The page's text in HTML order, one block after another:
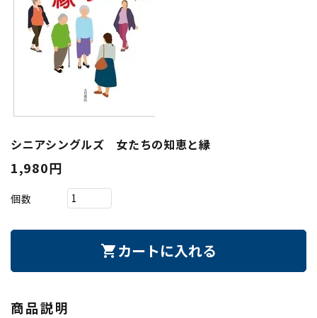
シニアシングルズ 女たちの知恵と縁
1,980円
個数
shopping_cart カートに入れる
商品説明